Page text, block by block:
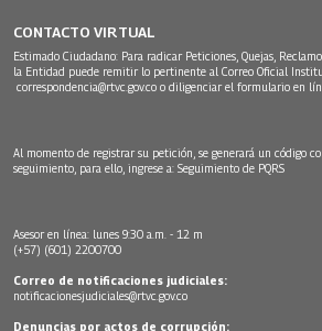
CONTACTO VIRTUAL
Estimado Ciudadano: Para radicar Peticiones, Quejas,
la Entidad puede remitir lo pertinente al Correo Oficial
correspondencia@rtvc.gov.co o diligenciar el formulario en
Al momento de registrar su petición, se generará un código
seguimiento, para ello, ingrese a: Seguimiento de PQRS
Asesor en línea: lunes 9:30 a.m. - 12 m
(+57) (601) 2200700
Correo de notificaciones judiciales:
notificacionesjudiciales@rtvc.gov.co
Denuncias por actos de corrupción: